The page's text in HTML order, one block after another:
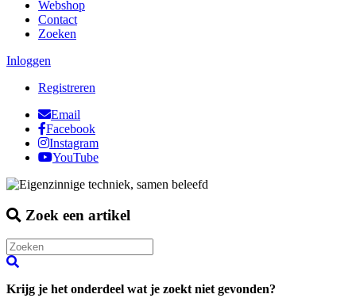
Webshop
Contact
Zoeken
Inloggen
Registreren
Email
Facebook
Instagram
YouTube
Zoek een artikel
Krijg je het onderdeel wat je zoekt niet gevonden?